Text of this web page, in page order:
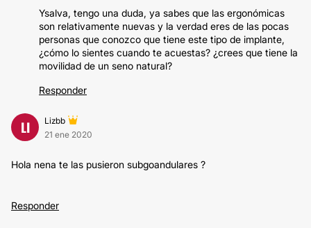
Ysalva, tengo una duda, ya sabes que las ergonómicas
son relativamente nuevas y la verdad eres de las pocas
personas que conozco que tiene este tipo de implante,
¿cómo lo sientes cuando te acuestas? ¿crees que tiene la
movilidad de un seno natural?
Responder
LI
Lizbb
21 ene 2020
Hola nena te las pusieron subgoandulares ?
Responder